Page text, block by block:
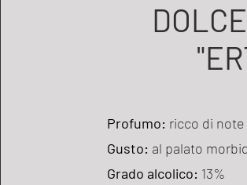
Profumo: ricco di
Gusto: al palato
Grado alcolico: 13%